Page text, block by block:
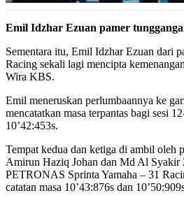
Emil Idzhar Ezuan pamer
Sementara itu, Emil Idzhar Ezuan dari
Racing sekali lagi mencipta
Wira KBS.
Emil meneruskan perlumbaannya ke
mencatatkan masa terpantas bagi sesi
10’42:453s.
Tempat kedua dan ketiga di ambil oleh
Amirun Haziq Johan dan Md Al Syakir
PETRONAS Sprinta Yamaha – 31
catatan masa 10’43:876s dan